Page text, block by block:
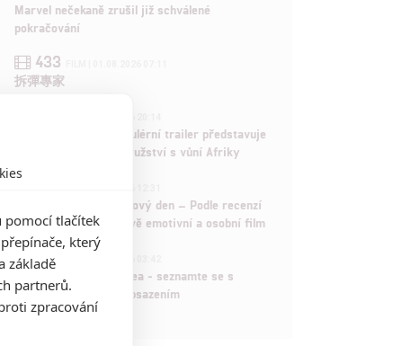
Marvel nečekaně zrušil již schválené
pokračování
433
拆彈專家
Děti krve a kostí: Regulérní trailer představuje
akční fantasy dobrodružství s vůní Afriky
Spider-Man: Zbrusu nový den – Podle recenzí
máme čekat překvapivě emotivní a osobní film
1 ČLÁNEK | 30.07.2026 03:42
Velké preview: Odyssea - seznamte se s
maximálně nabitým obsazením
pomocí tlačítek
který
základě
partnerů.
zpracování